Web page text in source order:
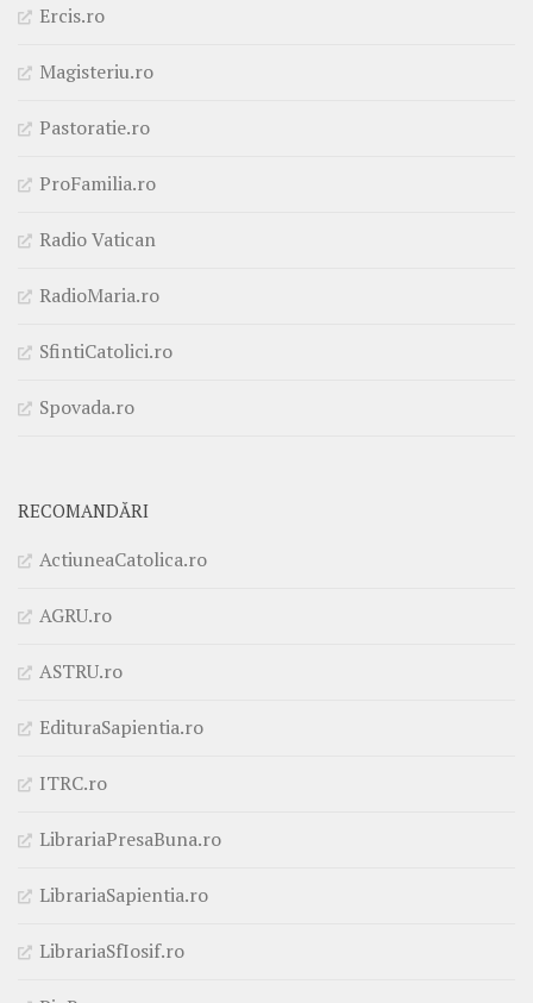
Ercis.ro
Magisteriu.ro
Pastoratie.ro
ProFamilia.ro
Radio Vatican
RadioMaria.ro
SfintiCatolici.ro
Spovada.ro
RECOMANDĂRI
ActiuneaCatolica.ro
AGRU.ro
ASTRU.ro
EdituraSapientia.ro
ITRC.ro
LibrariaPresaBuna.ro
LibrariaSapientia.ro
LibrariaSfIosif.ro